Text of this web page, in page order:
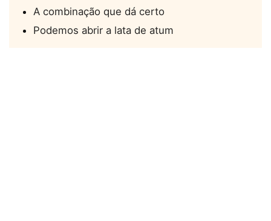
A combinação que dá certo
Podemos abrir a lata de atum